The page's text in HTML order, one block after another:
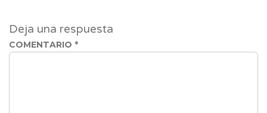
Deja una respuesta
COMENTARIO *